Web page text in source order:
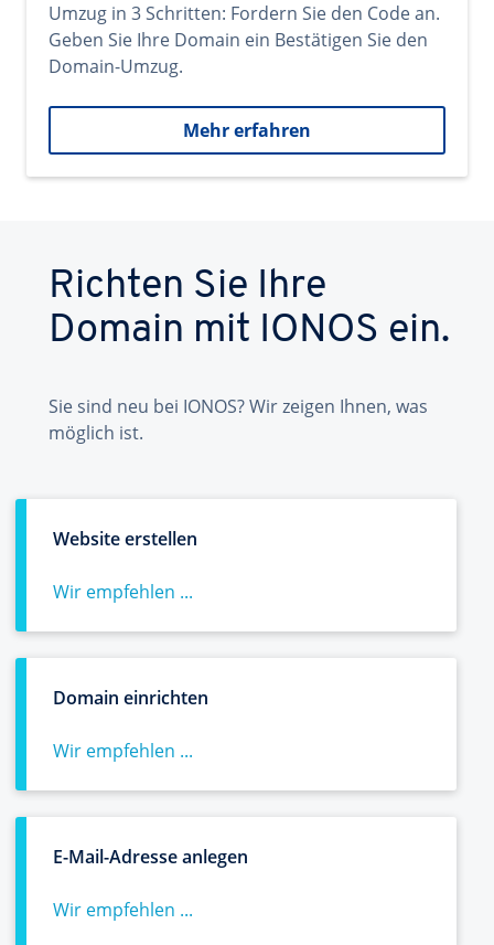
Umzug in 3 Schritten: Fordern Sie den Code an.
Geben Sie Ihre Domain ein Bestätigen Sie den
Domain-Umzug.
Mehr erfahren
Richten Sie Ihre
Domain mit IONOS ein.
Sie sind neu bei IONOS? Wir zeigen Ihnen, was
möglich ist.
Website erstellen
Wir empfehlen ...
Domain einrichten
Wir empfehlen ...
E-Mail-Adresse anlegen
Wir empfehlen ...